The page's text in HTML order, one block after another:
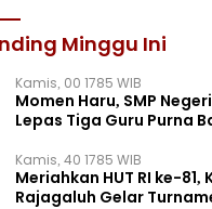
Minggu Ini
Kamis, 00 1785 WIB
Momen Haru, SMP
Lepas Tiga Guru Purna
Kamis, 40 1785 WIB
Meriahkan HUT RI ke-
Rajagaluh Gelar